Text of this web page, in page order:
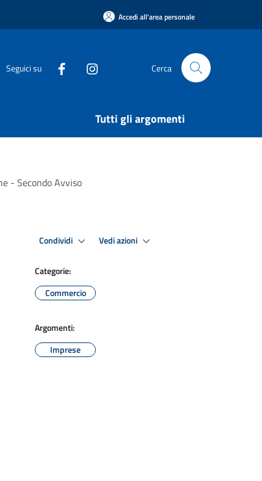
Accedi all'area personale
Seguici su Cerca
Tutti gli argomenti
- Secondo Avviso
Condividi Vedi azioni
Categorie:
Commercio
Argomenti:
Imprese